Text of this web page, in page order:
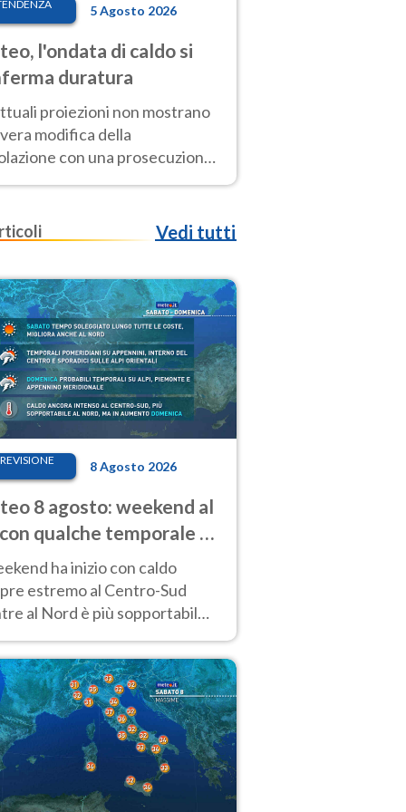
5 Agosto 2026
l'ondata di caldo si
duratura
proiezioni non mostrano
modifica della
con una prosecuzione
fuori scala per molti
Vedi tutti
8 Agosto 2026
8 agosto: weekend al
qualche temporale e
estremo al Centro-Sud
ha inizio con caldo
estremo al Centro-Sud
al Nord è più sopportabile
sui rilievi.